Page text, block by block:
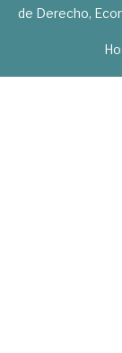
de Derecho,